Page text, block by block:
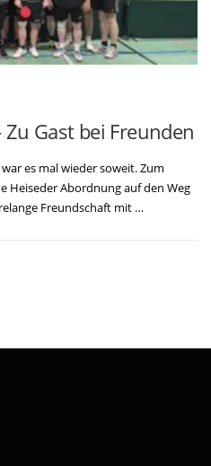
Gast bei Freunden
es mal wieder soweit. Zum
Heiseder Abordnung auf den Weg
Freundschaft mit …